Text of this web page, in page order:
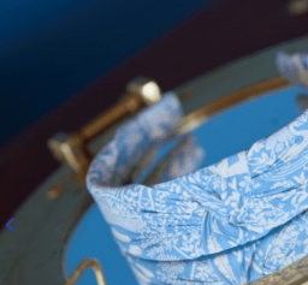
touche de couleur à une tenue, ou
être embêtée par ses cheveux, le
dans toutes les occasions. Et